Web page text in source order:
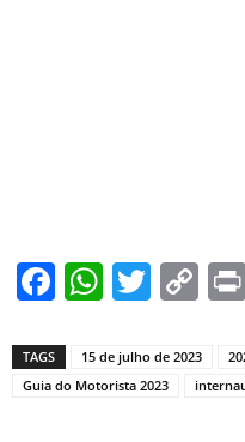
Facebook
Twitter
TAGS 15 de julho de 2023
Guia do Motorista 2023